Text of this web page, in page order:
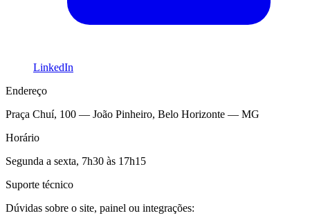
LinkedIn
Endereço
Praça Chuí, 100 — João Pinheiro, Belo Horizonte — MG
Horário
Segunda a sexta, 7h30 às 17h15
Suporte técnico
Dúvidas sobre o site, painel ou integrações: